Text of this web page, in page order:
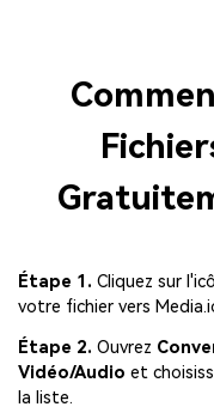
Étape 1. Cliquez sur
votre fichier vers
Étape 2. Ouvrez
Vidéo/Audio et
la liste.